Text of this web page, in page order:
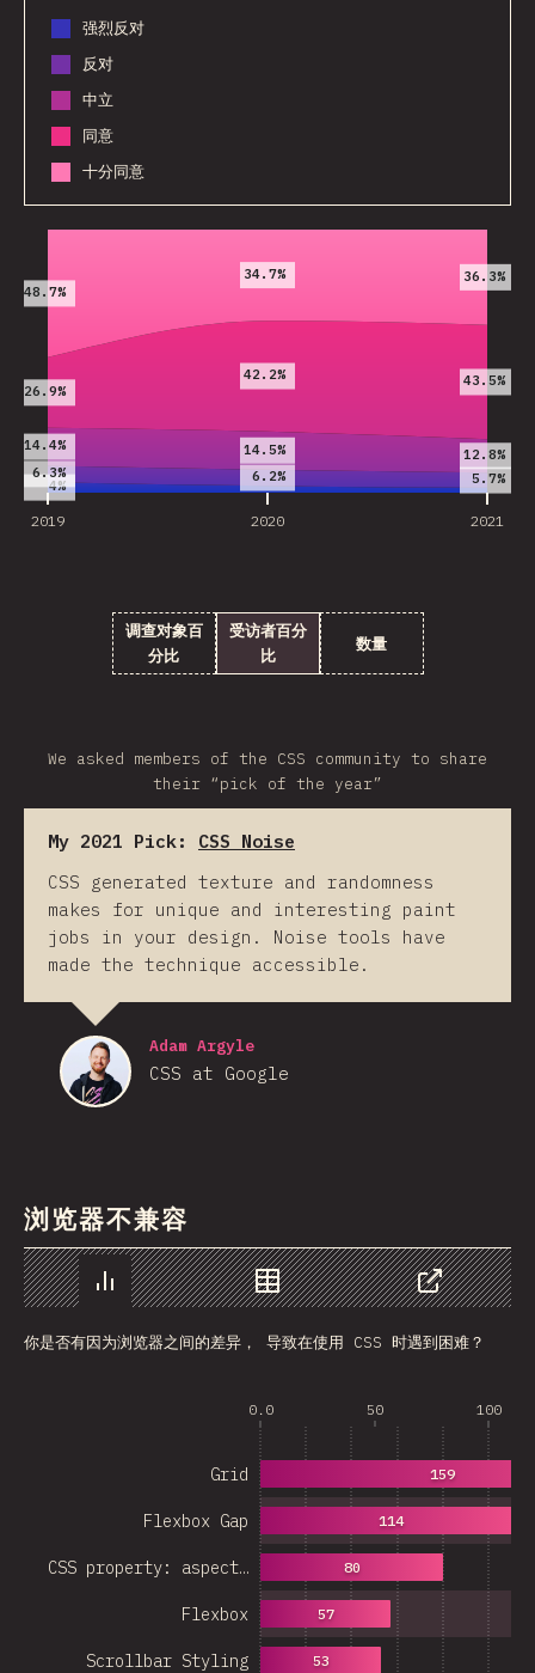
强烈反对
反对
中立
同意
十分同意
2019 2020 2021
2019 2020 2021
4%
6.3% 6.2% 5.7%
14.4% 14.5% 12.8%
26.9%
42.2% 43.5%
48.7%
34.7% 36.3%
调查对象百
分比
受访者百分
比
数量
We asked members of the CSS community to share
their “pick of the year”
My 2021 Pick: CSS Noise
CSS generated texture and randomness
makes for unique and interesting paint
jobs in your design. Noise tools have
made the technique accessible.
Adam Argyle
CSS at Google
浏览器不兼容
数据
分享
你是否有因为浏览器之间的差异， 导致在使用 CSS 时遇到困难？
0.0 50 100
Scrollbar Styling
Flexbox
CSS property: aspect…
Flexbox Gap
Grid
53
57
80
114
159